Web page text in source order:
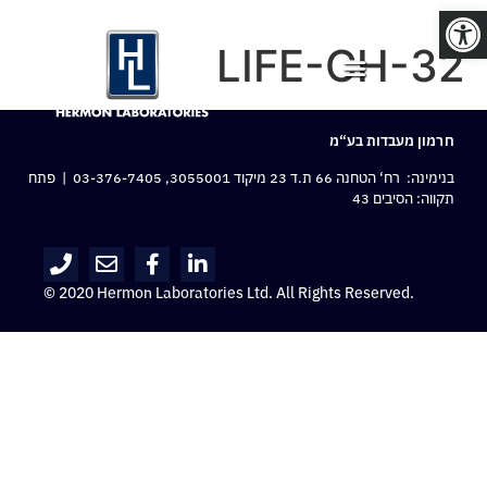
פתח סרגל נגישות
LIFE-CH-32
חרמון מעבדות בע“מ
בנימינה: רח‘ הטחנה 66 ת.ד 23 מיקוד 3055001,
03-376-7405 | פתח
תקווה: הסיבים 43
© 2020 Hermon Laboratories Ltd. All Rights Reserved.